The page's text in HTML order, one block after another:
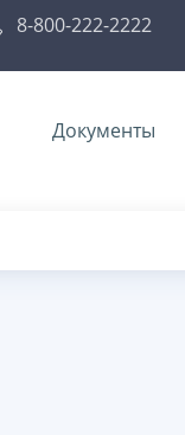
8-800-222-2222
Документы